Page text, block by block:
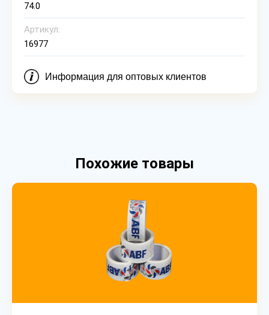
74.0
Артикул:
16977
Информация для оптовых клиентов
Похожие товары